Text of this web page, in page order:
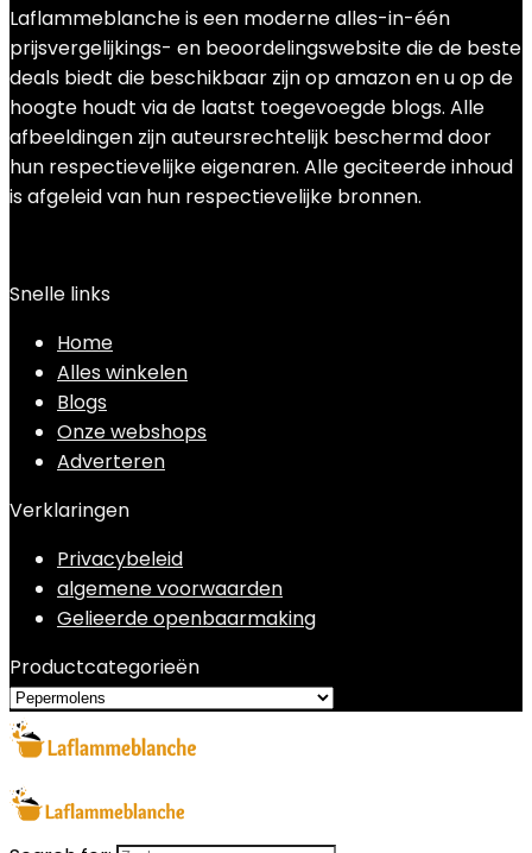
Laflammeblanche is een moderne alles-in-één
prijsvergelijkings- en beoordelingswebsite die de beste
deals biedt die beschikbaar zijn op amazon en u op de
hoogte houdt via de laatst toegevoegde blogs. Alle
afbeeldingen zijn auteursrechtelijk beschermd door
hun respectievelijke eigenaren. Alle geciteerde inhoud
is afgeleid van hun respectievelijke bronnen.
Snelle links
Home
Alles winkelen
Blogs
Onze webshops
Adverteren
Verklaringen
Privacybeleid
algemene voorwaarden
Gelieerde openbaarmaking
Productcategorieën